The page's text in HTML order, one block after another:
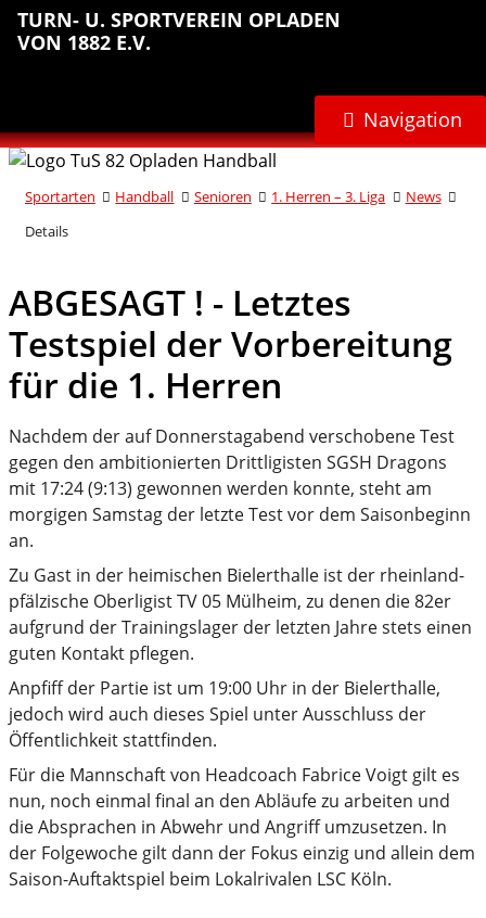
Sprungmarken
Inhalt
anspringen
Hauptnavigation
anspringen
Abteilungsnavigation
anspringen
Fußbereich
anspringen
TURN- U. SPORTVEREIN OPLADEN
VON 1882 E.V.
Navigation
Sportarten Handball Senioren 1. Herren – 3. Liga
News
Details
ABGESAGT ! - Letztes
Testspiel der Vorbereitung
für die 1. Herren
Nachdem der auf Donnerstagabend verschobene Test
gegen den ambitionierten Drittligisten SGSH Dragons
mit 17:24 (9:13) gewonnen werden konnte, steht am
morgigen Samstag der letzte Test vor dem Saisonbeginn
an.
Zu Gast in der heimischen Bielerthalle ist der rheinland-
pfälzische Oberligist TV 05 Mülheim, zu denen die 82er
aufgrund der Trainingslager der letzten Jahre stets einen
guten Kontakt pflegen.
Anpfiff der Partie ist um 19:00 Uhr in der Bielerthalle,
jedoch wird auch dieses Spiel unter Ausschluss der
Öffentlichkeit stattfinden.
Für die Mannschaft von Headcoach Fabrice Voigt gilt es
nun, noch einmal final an den Abläufe zu arbeiten und
die Absprachen in Abwehr und Angriff umzusetzen. In
der Folgewoche gilt dann der Fokus einzig und allein dem
Saison-Auftaktspiel beim Lokalrivalen LSC Köln.